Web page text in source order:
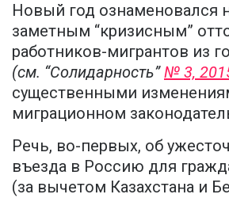
Новый год ознаменовался
заметным “кризисным”
работников-мигрантов из
(см. “Солидарность”№ 3,
существенными
миграционном
Речь, во-первых, об
въезда в Россию для
(за вычетом Казахстана и